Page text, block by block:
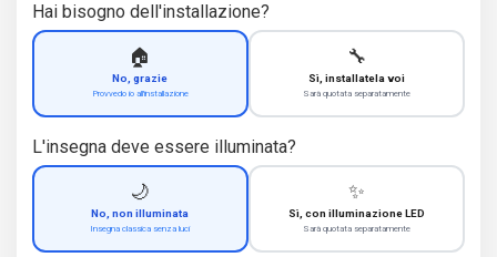
Hai bisogno dell'installazione?
🏠
No, grazie
Provvedo io all'installazione
🔧
Sì, installatela voi
Sarà quotata separatamente
L'insegna deve essere illuminata?
🌙
No, non illuminata
Insegna classica senza luci
✨
Sì, con illuminazione LED
Sarà quotata separatamente